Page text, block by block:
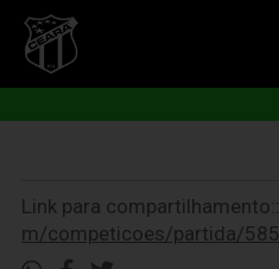
Link para compartilhamento::
m/competicoes/partida/